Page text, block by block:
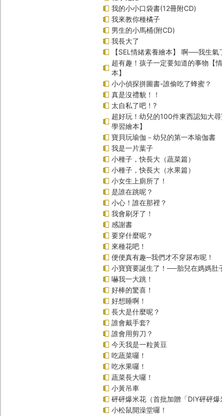
我的小小口袋書(12冊附CD)
我來教你種橘子
男生的小馬桶(附CD)
我長大了
【SEL情緒素養繪本】 啊──我生氣
超有趣！孩子一定要知道的事物【
本】
小小偵探拼圖書-誰偷吃了蜂蜜？
真是沒禮貌！！
太自私了吧！?
超好玩！幼兒的100件東西認知大
學習繪本】
寶貝玩瑜伽－幼兒的第一本瑜伽書
我是一片葉子
小種子，快長大（蔬菜篇）
小種子，快長大（水果篇）
小女生上廁所了！
是誰在跳呢？
小心！誰在那裡？
我會刷牙了！
感謝書
要穿什麼呢？
來種花吧！
便便真有趣─我們才不穿尿布呢！
小寶寶要誕生了！──胎兒在媽媽肚
嚇我一大跳！
好棒的驚喜！
好想睡啊！
長大是什麼呢？
誰會戴手套?
誰會用剪刀？
今天我是一粒黃豆
吃蔬菜囉！
吃水果囉！
蔬菜長大囉！
小黃吊車
砰砰爆米花（首批加贈「DIY砰砰
小松鼠開澡堂囉！